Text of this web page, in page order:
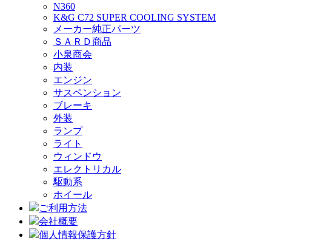
N360
K&G C72 SUPER COOLING SYSTEM
メーカー純正パーツ
ＳＡＲＤ商品
小泉商会
内装
エンジン
サスペンション
ブレーキ
外装
ランプ
ライト
ウィンドウ
エレクトリカル
駆動系
ホイール
ご利用方法
会社概要
個人情報保護方針